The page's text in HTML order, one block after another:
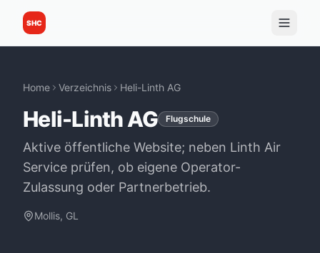
SHC
Home Verzeichnis Heli-Linth AG
Heli-Linth AG Flugschule
Aktive öffentliche Website; neben Linth Air
Service prüfen, ob eigene Operator-
Zulassung oder Partnerbetrieb.
Mollis, GL